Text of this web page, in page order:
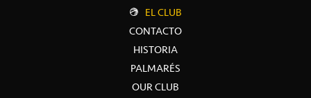
EL CLUB
CONTACTO
HISTORIA
PALMARÉS
OUR CLUB